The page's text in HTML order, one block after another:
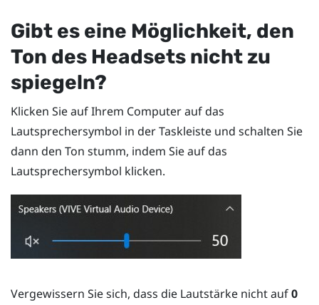
Gibt es eine Möglichkeit, den
Ton des Headsets nicht zu
spiegeln?
Klicken Sie auf Ihrem Computer auf das
Lautsprechersymbol in der Taskleiste und schalten Sie
dann den Ton stumm, indem Sie auf das
Lautsprechersymbol klicken.
Vergewissern Sie sich, dass die Lautstärke nicht auf0